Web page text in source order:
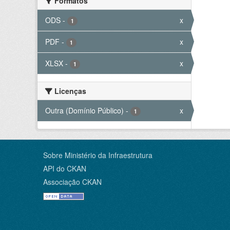
ODS - 1 x
PDF - 1 x
XLSX - 1 x
Licenças
Outra (Domínio Público) - 1 x
Sobre Ministério da Infraestrutura
API do CKAN
Associação CKAN